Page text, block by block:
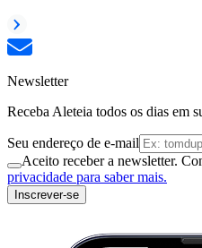
Newsletter
Receba Aleteia todos os dias em
Seu endereço de e-mail
Aceito receber a newsletter.
privacidade para saber mais.
Inscrever-se